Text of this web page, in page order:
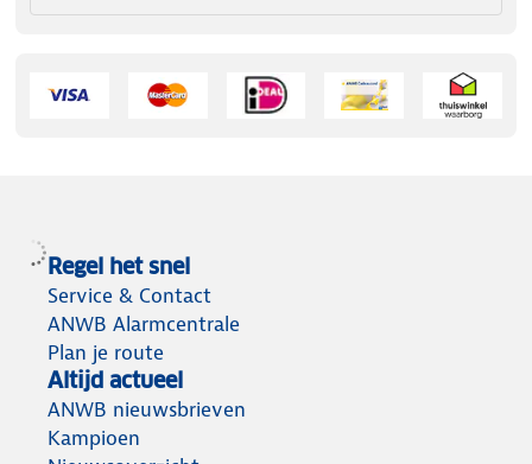
Regel het snel
Service & Contact
ANWB Alarmcentrale
Plan je route
Altijd actueel
ANWB nieuwsbrieven
Kampioen